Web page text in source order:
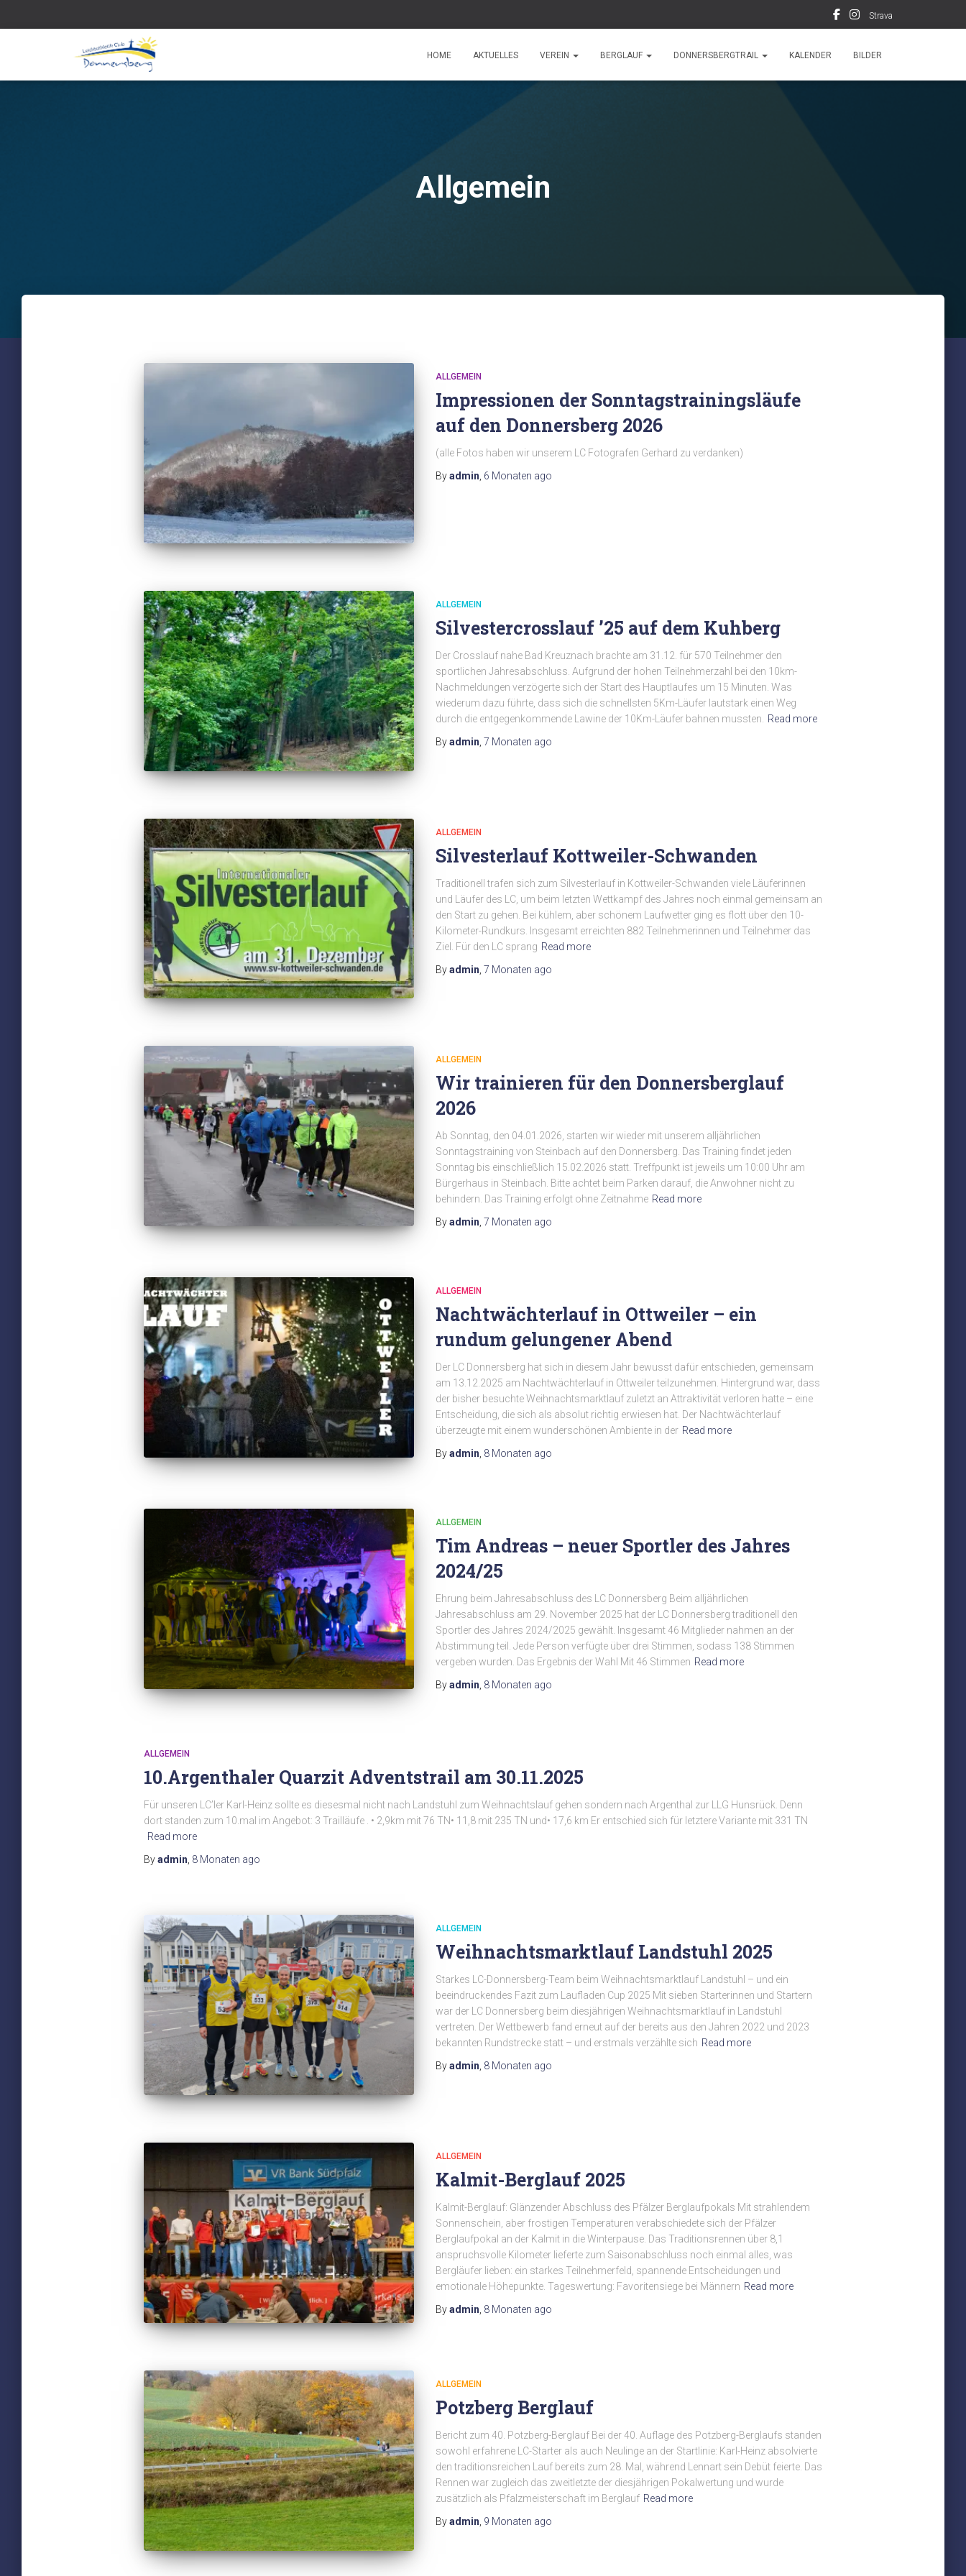
Strava
HOME AKTUELLES VEREIN BERGLAUF DONNERSBERGTRAIL KALENDER BILDER
Allgemein
ALLGEMEIN
Impressionen der Sonntagstrainingsläufe
auf den Donnersberg 2026
(alle Fotos haben wir unserem LC Fotografen Gerhard zu verdanken)
Byadmin 6 Monaten ago
ALLGEMEIN
Silvestercrosslauf ’25 auf dem Kuhberg
Der Crosslauf nahe Bad Kreuznach brachte am 31.12. für 570 Teilnehmer den
sportlichen Jahresabschluss. Aufgrund der hohen Teilnehmerzahl bei den 10km-
Nachmeldungen verzögerte sich der Start des Hauptlaufes um 15 Minuten. Was
wiederum dazu führte, dass sich die schnellsten 5Km-Läufer lautstark einen Weg
durch die entgegenkommende Lawine der 10Km-Läufer bahnen mussten.
Read more
Byadmin 7 Monaten ago
ALLGEMEIN
Silvesterlauf Kottweiler-Schwanden
Traditionell trafen sich zum Silvesterlauf in Kottweiler-Schwanden viele Läuferinnen
und Läufer des LC, um beim letzten Wettkampf des Jahres noch einmal gemeinsam an
den Start zu gehen. Bei kühlem, aber schönem Laufwetter ging es flott über den 10-
Kilometer-Rundkurs. Insgesamt erreichten 882 Teilnehmerinnen und Teilnehmer das
Ziel. Für den LC sprang Read more
Byadmin 7 Monaten ago
ALLGEMEIN
Wir trainieren für den Donnersberglauf
2026
Ab Sonntag, den 04.01.2026, starten wir wieder mit unserem alljährlichen
Sonntagstraining von Steinbach auf den Donnersberg. Das Training findet jeden
Sonntag bis einschließlich 15.02.2026 statt. Treffpunkt ist jeweils um 10:00 Uhr am
Bürgerhaus in Steinbach. Bitte achtet beim Parken darauf, die Anwohner nicht zu
behindern. Das Training erfolgt ohne Zeitnahme Read more
Byadmin, 7 Monaten ago
ALLGEMEIN
Nachtwächterlauf in Ottweiler – ein
rundum gelungener Abend
Der LC Donnersberg hat sich in diesem Jahr bewusst dafür entschieden, gemeinsam
am 13.12.2025 am Nachtwächterlauf in Ottweiler teilzunehmen. Hintergrund war, dass
der bisher besuchte Weihnachtsmarktlauf zuletzt an Attraktivität verloren hatte – eine
Entscheidung, die sich als absolut richtig erwiesen hat. Der Nachtwächterlauf
überzeugte mit einem wunderschönen Ambiente in der Read more
Byadmin, 8 Monaten ago
ALLGEMEIN
Tim Andreas – neuer Sportler des Jahres
2024/25
Ehrung beim Jahresabschluss des LC Donnersberg Beim alljährlichen
Jahresabschluss am 29. November 2025 hat der LC Donnersberg traditionell den
Sportler des Jahres 2024/2025 gewählt. Insgesamt 46 Mitglieder nahmen an der
Abstimmung teil. Jede Person verfügte über drei Stimmen, sodass 138 Stimmen
vergeben wurden. Das Ergebnis der Wahl Mit 46 Stimmen Read more
Byadmin, 8 Monaten ago
ALLGEMEIN
10.Argenthaler Quarzit Adventstrail am 30.11.2025
Für unseren LC’ler Karl-Heinz sollte es diesesmal nicht nach Landstuhl zum Weihnachtslauf gehen sondern nach Argenthal zur LLG Hunsrück. Denn
dort standen zum 10.mal im Angebot: 3 Trailläufe . • 2,9km mit 76 TN• 11,8 mit 235 TN und• 17,6 km Er entschied sich für letztere Variante mit 331 TN
Read more
Byadmin, 8 Monaten ago
ALLGEMEIN
Weihnachtsmarktlauf Landstuhl 2025
Starkes LC-Donnersberg-Team beim Weihnachtsmarktlauf Landstuhl – und ein
beeindruckendes Fazit zum Laufladen Cup 2025 Mit sieben Starterinnen und Startern
war der LC Donnersberg beim diesjährigen Weihnachtsmarktlauf in Landstuhl
vertreten. Der Wettbewerb fand erneut auf der bereits aus den Jahren 2022 und 2023
bekannten Rundstrecke statt – und erstmals verzählte sich Read more
Byadmin, 8 Monaten ago
ALLGEMEIN
Kalmit-Berglauf 2025
Kalmit-Berglauf: Glänzender Abschluss des Pfälzer Berglaufpokals Mit strahlendem
Sonnenschein, aber frostigen Temperaturen verabschiedete sich der Pfälzer
Berglaufpokal an der Kalmit in die Winterpause. Das Traditionsrennen über 8,1
anspruchsvolle Kilometer lieferte zum Saisonabschluss noch einmal alles, was
Bergläufer lieben: ein starkes Teilnehmerfeld, spannende Entscheidungen und
emotionale Höhepunkte. Tageswertung: Favoritensiege bei Männern Read more
Byadmin, 8 Monaten ago
ALLGEMEIN
Potzberg Berglauf
Bericht zum 40. Potzberg-Berglauf Bei der 40. Auflage des Potzberg-Berglaufs standen
sowohl erfahrene LC-Starter als auch Neulinge an der Startlinie: Karl-Heinz absolvierte
den traditionsreichen Lauf bereits zum 28. Mal, während Lennart sein Debüt feierte. Das
Rennen war zugleich das zweitletzte der diesjährigen Pokalwertung und wurde
zusätzlich als Pfalzmeisterschaft im Berglauf Read more
Byadmin 9 Monaten ago